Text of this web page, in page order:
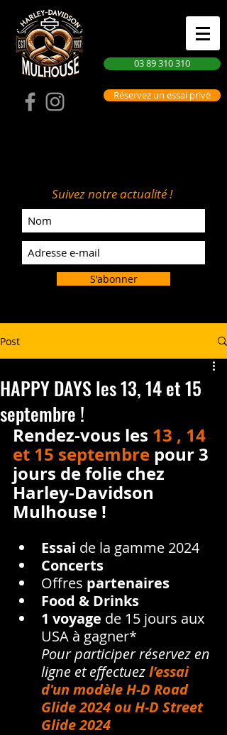
03 89 310 310
Réservez un essai privé
Suivez notre actualité !
S'abonner
Post
HAPPY DAYS les 13, 14 et 15
septembre !
Rendez-vous les 13 , 14
et 15 septembre pour 3
jours de folie chez
Harley-Davidson
Mulhouse !
Essai de la gamme 2024
Concerts
Offres partenaires
Food & Drinks
1 voyage de 15 jours aux
USA à gagner*
Pour participer réservez en
ligne et effectuez l’essai
d'un modèle H-D Road
Glide 2024 ou H-D Street
Glide 2024